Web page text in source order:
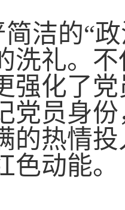
简洁的“
洗礼。
强化了
党员身
的热情
色动能。